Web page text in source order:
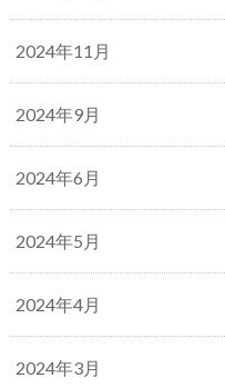
2024年11月
2024年9月
2024年6月
2024年5月
2024年4月
2024年3月